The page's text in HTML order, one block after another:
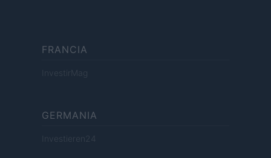
FRANCIA
InvestirMag
GERMANIA
Investieren24